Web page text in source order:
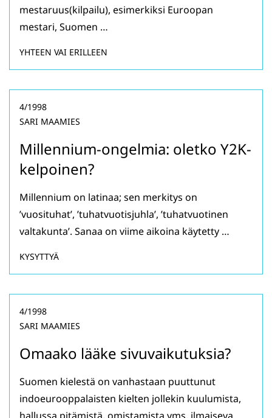
mestaruus(kilpailu), esimerkiksi Euroopan
mestari, Suomen …
YHTEEN VAI ERILLEEN
Millennium-ongelmia: oletko Y2K-
kelpoinen?
4/1998
SARI MAAMIES
Millennium on latinaa; sen merkitys on
’vuosituhat’, ’tuhatvuotisjuhla’, ’tuhatvuotinen
valtakunta’. Sanaa on viime aikoina käytetty …
KYSYTTYÄ
Omaako lääke sivuvaikutuksia?
4/1998
SARI MAAMIES
Suomen kielestä on vanhastaan puuttunut
indoeurooppalaisten kielten jollekin kuulumista,